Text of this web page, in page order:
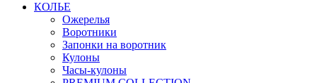
КОЛЬЕ
Ожерелья
Воротники
Запонки на воротник
Кулоны
Часы-кулоны